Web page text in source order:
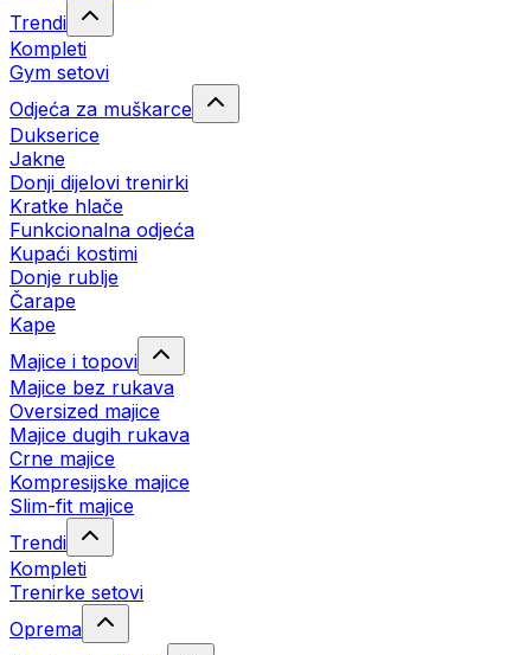
Trendi
Kompleti
Gym setovi
Odjeća za muškarce
Dukserice
Jakne
Donji dijelovi trenirki
Kratke hlače
Funkcionalna odjeća
Kupaći kostimi
Donje rublje
Čarape
Kape
Majice i topovi
Majice bez rukava
Oversized majice
Majice dugih rukava
Crne majice
Kompresijske majice
Slim-fit majice
Trendi
Kompleti
Trenirke setovi
Oprema